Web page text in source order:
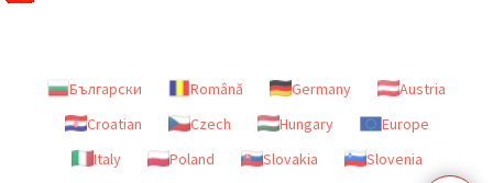
Български Română Germany
Austria
Croatian
Czech Hungary
Europe
Italy
Poland Slovakia Slovenia